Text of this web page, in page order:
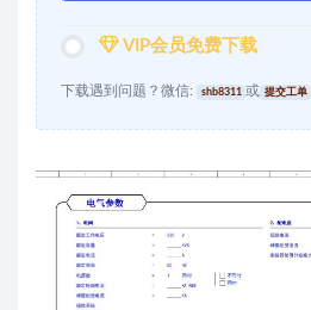
VIP会员免费下载
下载遇到问题？微信: shb8311 或 提交工单